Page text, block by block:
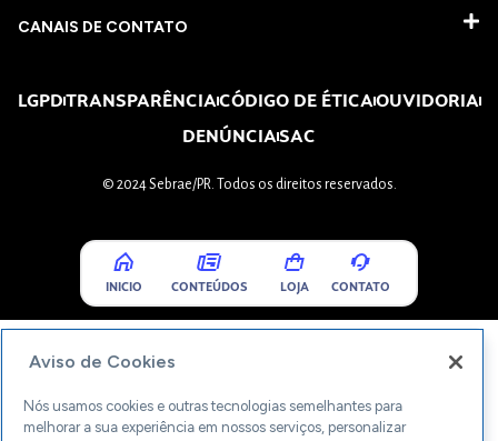
CANAIS DE CONTATO
LGPDTRANSPARÊNCIACÓDIGO DE ÉTICAOUVIDORIA
DENÚNCIASAC
© 2024 Sebrae/PR. Todos os direitos reservados.
INICIO CONTEÚDOS LOJA CONTATO
Aviso de Cookies
Nós usamos cookies e outras tecnologias semelhantes para
melhorar a sua experiência em nossos serviços, personalizar